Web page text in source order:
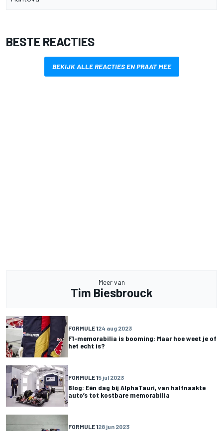
BESTE REACTIES
BEKIJK ALLE REACTIES EN PRAAT MEE
Meer van
Tim Biesbrouck
FORMULE 124 aug 2023
F1-memorabilia is booming: Maar hoe weet je of
het echt is?
FORMULE 15 jul 2023
Blog: Eén dag bij AlphaTauri, van halfnaakte
auto’s tot kostbare memorabilia
FORMULE 128 jun 2023